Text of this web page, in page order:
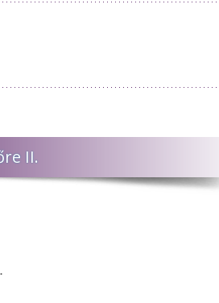
II.